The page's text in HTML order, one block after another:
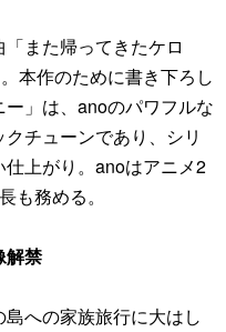
また帰ってきたケロ
本作のために書き下ろし
」は、anoのパワフルな
チューンであり、シリ
上がり。anoはアニメ2
も務める。
解禁
への家族旅行に大はし